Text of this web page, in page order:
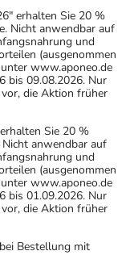
erhalten Sie 20 %
Nicht anwendbar auf
und
(ausgenommen
www.aponeo.de
bis 09.08.2026. Nur
die Aktion früher
Sie 20 %
anwendbar auf
und
(ausgenommen
www.aponeo.de
bis 01.09.2026. Nur
die Aktion früher
Bestellung mit